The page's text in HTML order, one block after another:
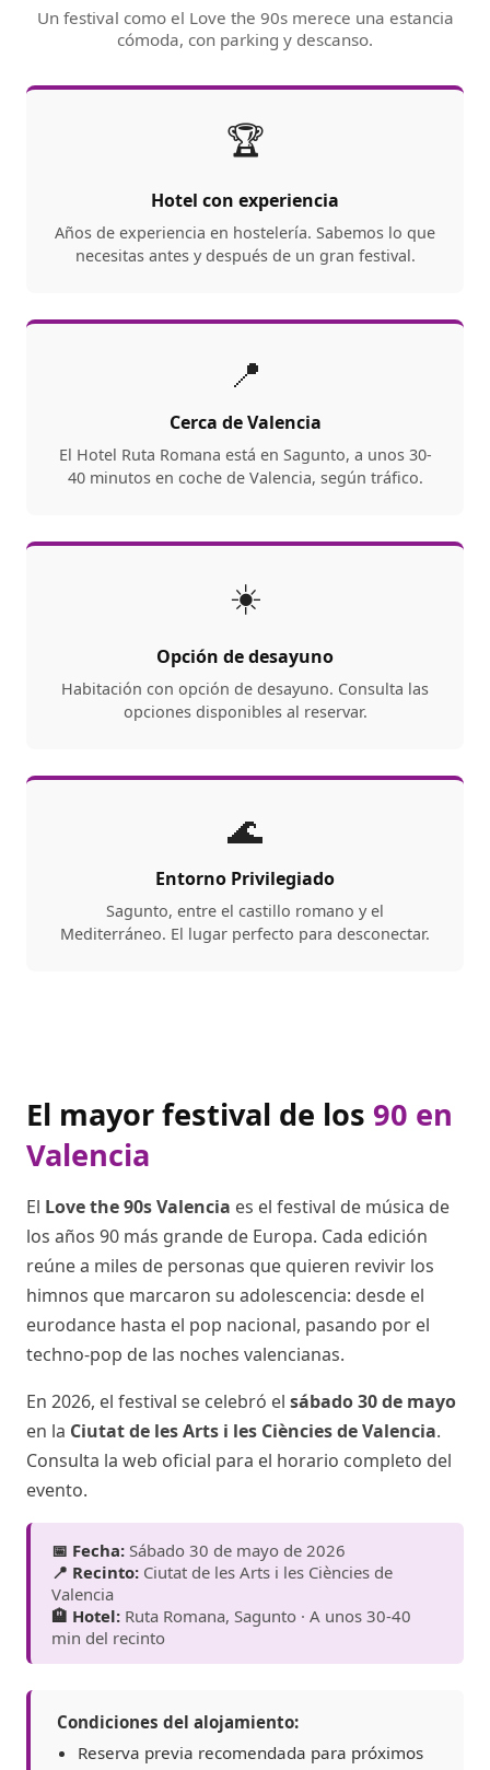
Un festival como el Love the 90s merece una estancia
cómoda, con parking y descanso.
🏆
Hotel con experiencia
Años de experiencia en hostelería. Sabemos lo que
necesitas antes y después de un gran festival.
📍
Cerca de Valencia
El Hotel Ruta Romana está en Sagunto, a unos 30-
40 minutos en coche de Valencia, según tráfico.
☀️
Opción de desayuno
Habitación con opción de desayuno. Consulta las
opciones disponibles al reservar.
🌊
Entorno Privilegiado
Sagunto, entre el castillo romano y el
Mediterráneo. El lugar perfecto para desconectar.
El mayor festival de los 90 en
Valencia
El Love the 90s Valencia es el festival de música de
los años 90 más grande de Europa. Cada edición
reúne a miles de personas que quieren revivir los
himnos que marcaron su adolescencia: desde el
eurodance hasta el pop nacional, pasando por el
techno-pop de las noches valencianas.
En 2026, el festival se celebró el sábado 30 de mayo
en la Ciutat de les Arts i les Ciències de Valencia.
Consulta la web oficial para el horario completo del
evento.
📅 Fecha: Sábado 30 de mayo de 2026
📍 Recinto: Ciutat de les Arts i les Ciències de
Valencia
🏨 Hotel: Ruta Romana, Sagunto · A unos 30-40
min del recinto
Condiciones del alojamiento:
Reserva previa recomendada para próximos